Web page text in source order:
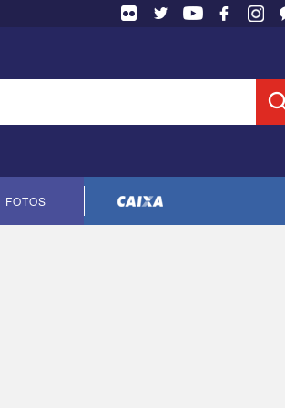
FOTOS Cópia do contrato CNTS-CEF-